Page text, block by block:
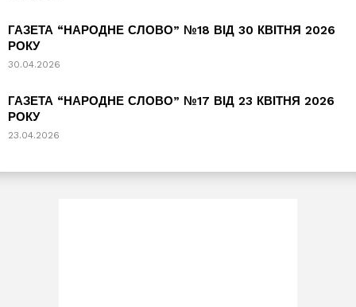
ГАЗЕТА “НАРОДНЕ СЛОВО” №18 ВІД 30 КВІТНЯ 2026
РОКУ
30.04.2026
ГАЗЕТА “НАРОДНЕ СЛОВО” №17 ВІД 23 КВІТНЯ 2026
РОКУ
23.04.2026